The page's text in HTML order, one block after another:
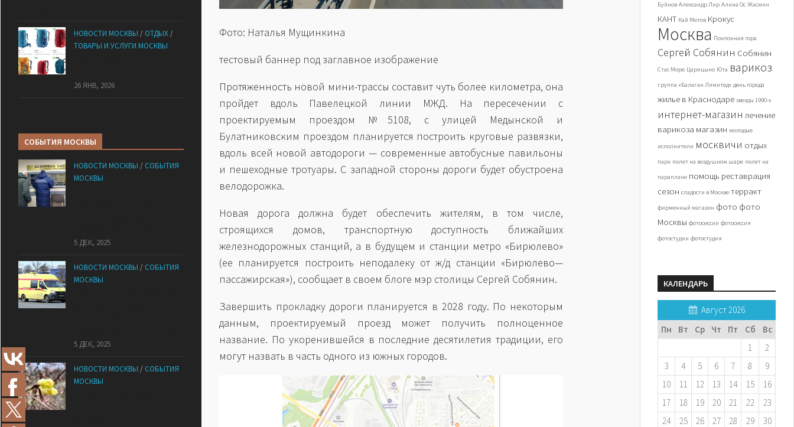
Фото: Наталья Мущинкина
тестовый баннер под заглавное изображение
Протяженность новой мини-трассы составит чуть более километра, она
пройдет вдоль Павелецкой линии МЖД. На пересечении с
проектируемым проездом №5108, с улицей Медынской и
Булатниковским проездом планируется построить круговые развязки,
вдоль всей новой автодороги — современные автобусные павильоны
и пешеходные тротуары. С западной стороны дороги будет обустроена
велодорожка.
Новая дорога должна будет обеспечить жителям, в том числе,
строящихся домов, транспортную доступность ближайших
железнодорожных станций, а в будущем и станции метро «Бирюлево»
(ее планируется построить неподалеку от ж/д станции «Бирюлево—
пассажирская»), сообщает в своем блоге мэр столицы Сергей Собянин.
Завершить прокладку дороги планируется в 2028 году. По некоторым
данным, проектируемый проезд может получить полноценное
название. По укоренившейся в последние десятилетия традиции, его
могут назвать в часть одного из южных городов.
НОВОСТИ МОСКВЫ / ОТДЫХ /
ТОВАРЫ И УСЛУГИ МОСКВЫ
26 ЯНВ, 2026
СОБЫТИЯ МОСКВЫ
НОВОСТИ МОСКВЫ / СОБЫТИЯ
МОСКВЫ
5 ДЕК, 2025
НОВОСТИ МОСКВЫ / СОБЫТИЯ
МОСКВЫ
5 ДЕК, 2025
НОВОСТИ МОСКВЫ / СОБЫТИЯ
МОСКВЫ
Буйнов Александр Лир Алина Ос Жасмин
КАНТ Кай Метов Крокус
Москва Поклонная гора
Сергей Собянин Собянин
Стас Море Царицыно Юта варикоз
группа «Балаган Лимитед» день города
жилье в Краснодаре звезды 1990-х
интернет-магазин лечение
варикоза магазин молодые
исполнители москвичи отдых
парк полет на воздушном шаре полет на
параплане помощь реставрация
сезон сладости в Москве терракт
фирменный магазин фото фото
Москвы фотосессии фотосессия
фотостудии фотостудия
КАЛЕНДАРЬ
Август 2026
Пн
Вт Ср Чт Пт Сб Вс
1
2
3
4 5 6 7 8
9
10
11 12 13 14 15
16
17
18 19 20 21 22
23
24
25 26 27 28 29
30